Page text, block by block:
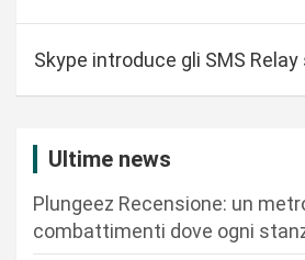
Skype introduce gli SMS
Ultime news
Plungeez Recensione: un
combattimenti dove ogni